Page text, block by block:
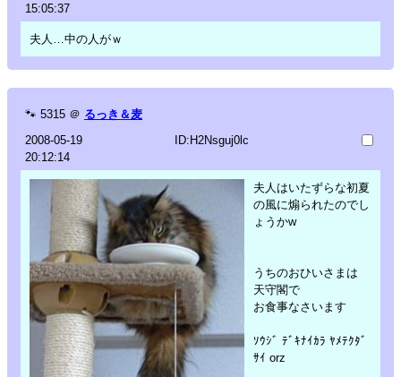
15:05:37
夫人…中の人がｗ
🐾 5315 ＠ るっき＆麦
2008-05-19
20:12:14
ID:H2Nsguj0lc
夫人はいたずらな初夏
の風に煽られたのでし
ょうかw
うちのおひいさまは
天守閣で
お食事なさいます
ｿｳｼﾞ ﾃﾞｷﾅｲｶﾗ ﾔﾒﾃｸﾀﾞ
ｻｲ orz